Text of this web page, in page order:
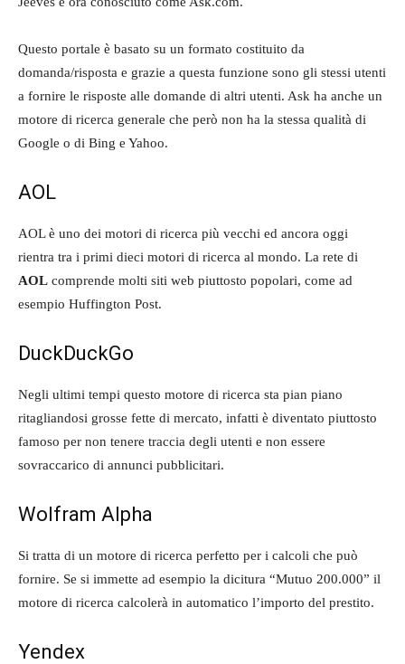
Questo portale è basato su un formato costituito da
domanda/risposta e grazie a questa funzione sono gli stessi utenti
a fornire le risposte alle domande di altri utenti. Ask ha anche un
motore di ricerca generale che però non ha la stessa qualità di
Google o di Bing e Yahoo.
AOL
AOL è uno dei motori di ricerca più vecchi ed ancora oggi
rientra tra i primi dieci motori di ricerca al mondo. La rete di
AOL comprende molti siti web piuttosto popolari, come ad
esempio Huffington Post.
DuckDuckGo
Negli ultimi tempi questo motore di ricerca sta pian piano
ritagliandosi grosse fette di mercato, infatti è diventato piuttosto
famoso per non tenere traccia degli utenti e non essere
sovraccarico di annunci pubblicitari.
Wolfram Alpha
Si tratta di un motore di ricerca perfetto per i calcoli che può
fornire. Se si immette ad esempio la dicitura “Mutuo 200.000” il
motore di ricerca calcolerà in automatico l’importo del prestito.
Yendex